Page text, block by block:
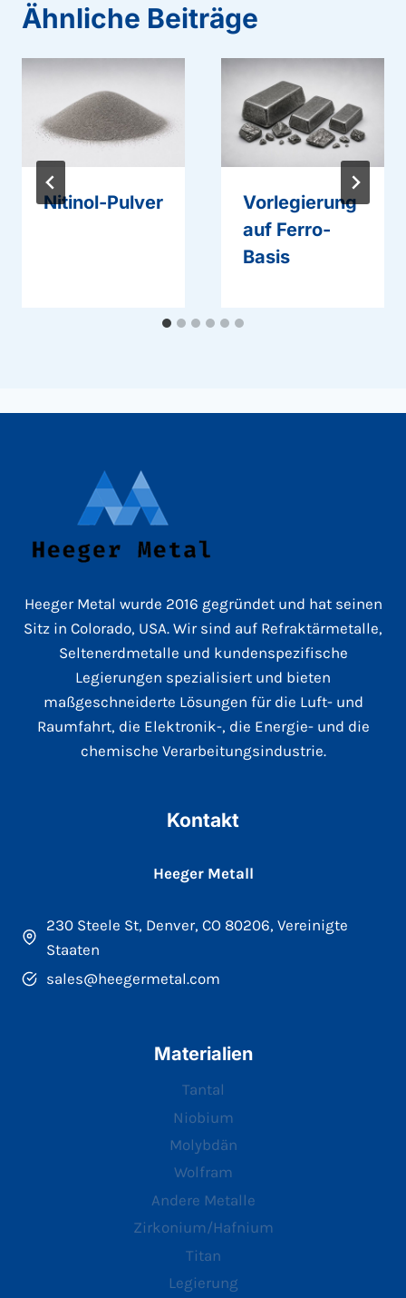
Ähnliche Beiträge
Nitinol-Pulver
Vorlegierung
auf Ferro-
Basis
Heeger Metal wurde 2016 gegründet und hat seinen
Sitz in Colorado, USA. Wir sind auf Refraktärmetalle,
Seltenerdmetalle und kundenspezifische
Legierungen spezialisiert und bieten
maßgeschneiderte Lösungen für die Luft- und
Raumfahrt, die Elektronik-, die Energie- und die
chemische Verarbeitungsindustrie.
Kontakt
Heeger Metall
230 Steele St, Denver, CO 80206, Vereinigte
Staaten
sales@heegermetal.com
Materialien
Tantal
Niobium
Molybdän
Wolfram
Andere Metalle
Zirkonium/Hafnium
Titan
Legierung